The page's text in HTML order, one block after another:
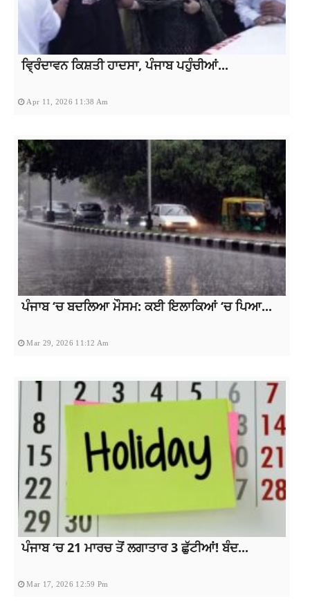
ਵ੍ਰਿੰਦਾਵਨ ਕਿਸ਼ਤੀ ਹਾਦਸਾ, ਪੰਜਾਬ ਪਹੁੰਚੀਆਂ...
Apr 11, 2026 11:38 Am
ਪੰਜਾਬ ‘ਚ ਬਦਲਿਆ ਮੌਸਮ: ਕਈ ਇਲਾਕਿਆਂ ‘ਚ ਪਿਆ...
Mar 29, 2026 11:12 Am
ਪੰਜਾਬ ‘ਚ 21 ਮਾਰਚ ਤੋਂ ਲਗਾਤਾਰ 3 ਛੁੱਟੀਆਂ! ਬੰਦ...
Mar 17, 2026 12:59 Pm